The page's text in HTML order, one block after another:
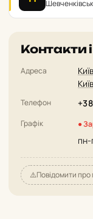
Контакти
Адреса
Київ
Телефон
Графік ●
⚠️Повідомити